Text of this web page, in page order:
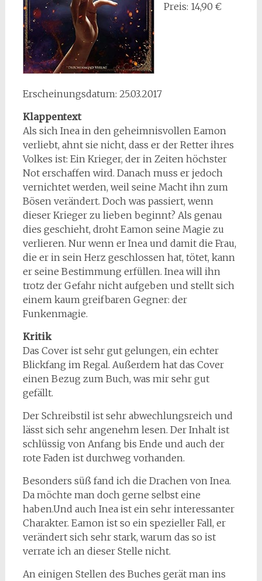
Preis: 14,90 €
Erscheinungsdatum: 25.03.2017
Klappentext
Als sich Inea in den geheimnisvollen Eamon
verliebt, ahnt sie nicht, dass er der Retter ihres
Volkes ist: Ein Krieger, der in Zeiten höchster
Not erschaffen wird. Danach muss er jedoch
vernichtet werden, weil seine Macht ihn zum
Bösen verändert. Doch was passiert, wenn
dieser Krieger zu lieben beginnt? Als genau
dies geschieht, droht Eamon seine Magie zu
verlieren. Nur wenn er Inea und damit die Frau,
die er in sein Herz geschlossen hat, tötet, kann
er seine Bestimmung erfüllen. Inea will ihn
trotz der Gefahr nicht aufgeben und stellt sich
einem kaum greifbaren Gegner: der
Funkenmagie.
Kritik
Das Cover ist sehr gut gelungen, ein echter
Blickfang im Regal. Außerdem hat das Cover
einen Bezug zum Buch, was mir sehr gut
gefällt.
Der Schreibstil ist sehr abwechlungsreich und
lässt sich sehr angenehm lesen. Der Inhalt ist
schlüssig von Anfang bis Ende und auch der
rote Faden ist durchweg vorhanden.
Besonders süß fand ich die Drachen von Inea.
Da möchte man doch gerne selbst eine
haben.Und auch Inea ist ein sehr interessanter
Charakter. Eamon ist so ein spezieller Fall, er
verändert sich sehr stark, warum das so ist
verrate ich an dieser Stelle nicht.
An einigen Stellen des Buches gerät man ins